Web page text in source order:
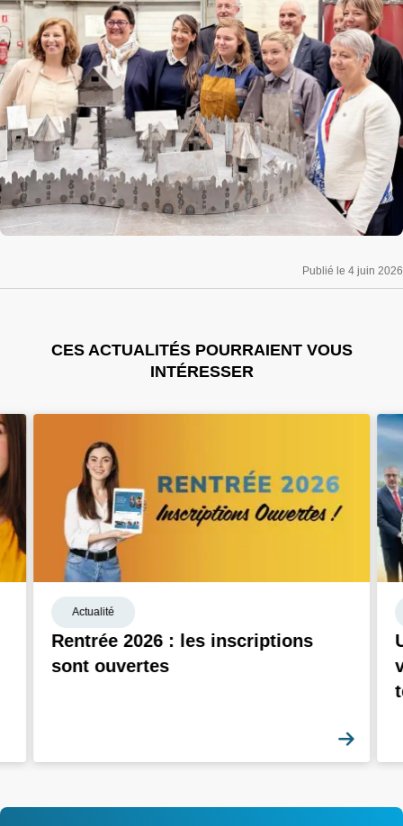
Publié le 4 juin 2026
CES ACTUALITÉS POURRAIENT VOUS
INTÉRESSER
Actualité
Rentrée 2026 : les inscriptions
sont ouvertes